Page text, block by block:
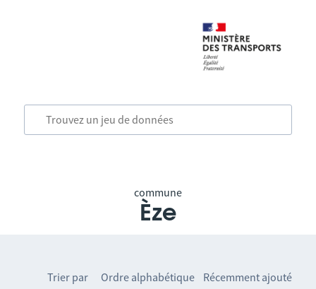
commune
Èze
Trier par Ordre alphabétique Récemment ajouté